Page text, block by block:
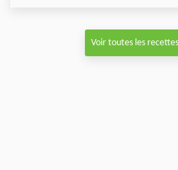
Voir toutes les